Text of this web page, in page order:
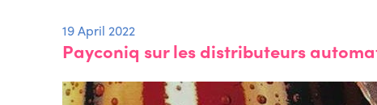
19 April 2022
Payconiq sur les distributeurs